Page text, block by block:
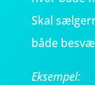
Skal
både
Eksempel: